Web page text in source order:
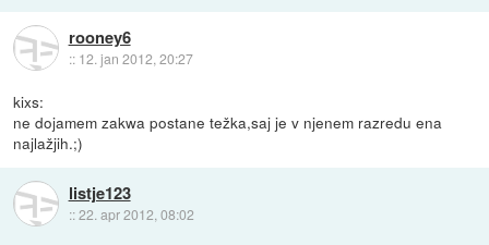
rooney6
:: 12. jan 2012, 20:27
kixs:
ne dojamem zakwa postane težka,saj je v njenem razredu ena
najlažjih.;)
listje123
::22. apr 2012, 08:02